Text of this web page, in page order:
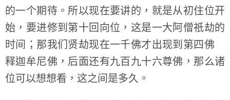
的一个期待。所以现在要讲的，就是从初住位开
始，要进修到第十回向位，这是一大阿僧祇劫的
时间；那我们贤劫现在一千佛才出现到第四佛
释迦牟尼佛，后面还有九百九十六尊佛，那么诸
位可以想想看，这之间是多久。